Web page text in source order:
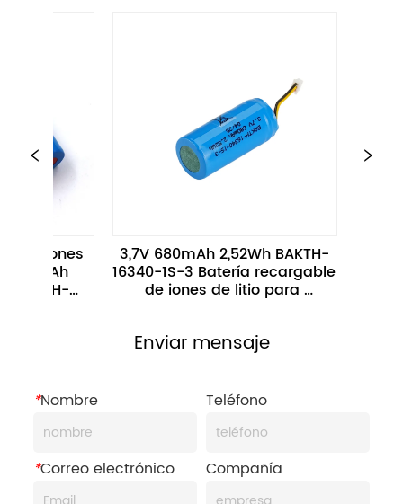
3,7V 680mAh 2,52Wh BAKTH-
16340-1S-3 Batería recargable
de iones de litio para
Paquete de
recargable de
de larga
Enviar mensaje
*Nombre Teléfono
*Correo electrónico Compañía